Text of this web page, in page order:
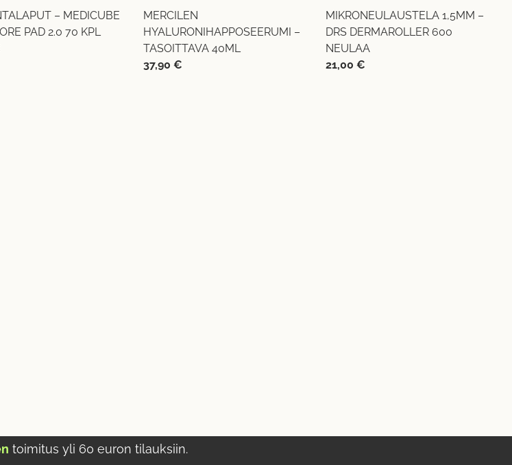
– MEDICUBE
PAD 2.0 70 KPL
MERCILEN
HYALURONIHAPPOSEERUMI –
TASOITTAVA 40ML
37,90€
MIKRONEULAUSTELA 1,5MM –
DRS DERMAROLLER 600
NEULAA
21,00 €
toimitus yli 60 euron tilauksiin.